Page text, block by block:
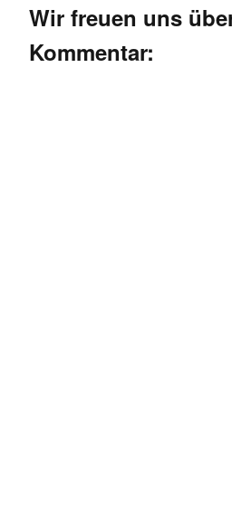
Wir freuen uns
Kommentar: